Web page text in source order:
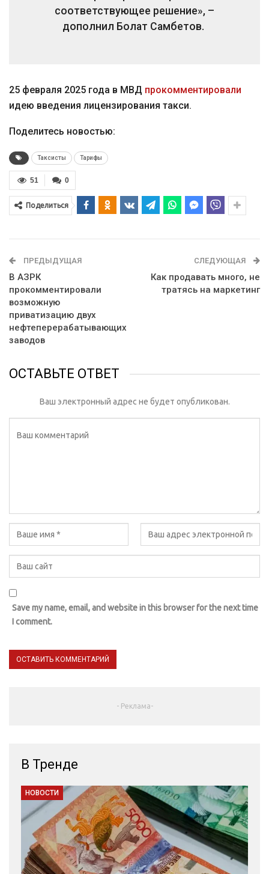
соответствующее решение», –
дополнил Болат Самбетов.
25 февраля 2025 года в МВД прокомментировали
идею введения лицензирования такси.
Поделитесь новостью:
Таксисты Тарифы
0
51
Поделиться
ПРЕДЫДУЩАЯ
В АЗРК
прокомментировали
возможную
приватизацию двух
нефтеперерабатывающих
заводов
СЛЕДУЮЩАЯ
Как продавать много, не
тратясь на маркетинг
ОСТАВЬТЕ ОТВЕТ
Ваш электронный адрес не будет опубликован.
Save my name, email, and website in this browser for the next time
I comment.
- Реклама-
В Тренде
НОВОСТИ